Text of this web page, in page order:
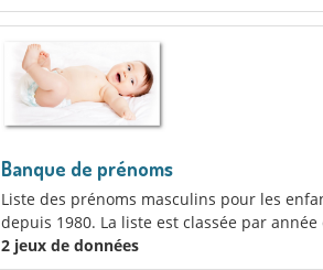
Banque de prénoms
Liste des prénoms masculins pour les
depuis 1980. La liste est classée par
2 jeux de données